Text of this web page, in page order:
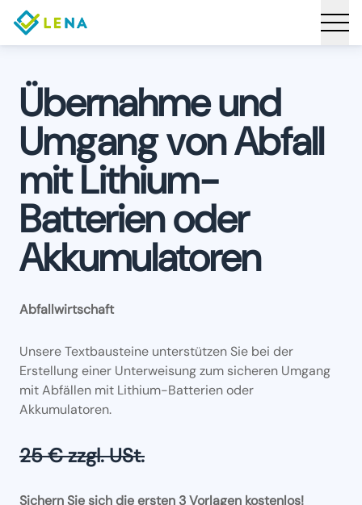
Übernahme und
Umgang von Abfall
mit Lithium-
Batterien oder
Akkumulatoren
Abfallwirtschaft
Unsere Textbausteine unterstützen Sie bei der
Erstellung einer Unterweisung zum sicheren Umgang
mit Abfällen mit Lithium-Batterien oder
Akkumulatoren.
25 € zzgl. USt.
Sichern Sie sich die ersten 3 Vorlagen kostenlos!